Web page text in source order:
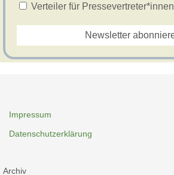
Verteiler für Pressevertreter*innen
Impressum
Datenschutzerklärung
Archiv